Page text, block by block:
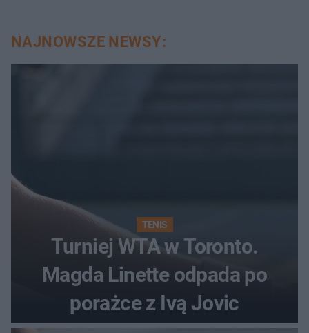
NAJNOWSZE NEWSY:
TENIS
Turniej WTA w Toronto.
Magda Linette odpada po
porażce z Ivą Jovic